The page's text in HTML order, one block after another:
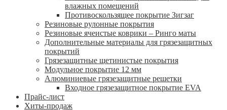
влажных помещений
Противоскользящее покрытие Зигзаг
Резиновые рулонные покрытия
Резиновые ячеистые коврики – Ринго маты
Дополнительные материалы для грязезащитных
покрытий
Грязезащитные щетинистые покрытия
Модульное покрытие 12 мм
Алюминиевые грязезащитные решетки
Входное грязезащитное покрытие EVA
Прайс-лист
Хиты-продаж